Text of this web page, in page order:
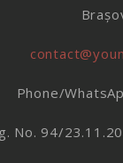
Phone/
No. 94/